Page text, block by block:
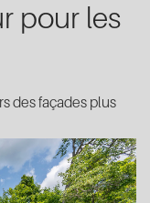
pour les
des façades plus